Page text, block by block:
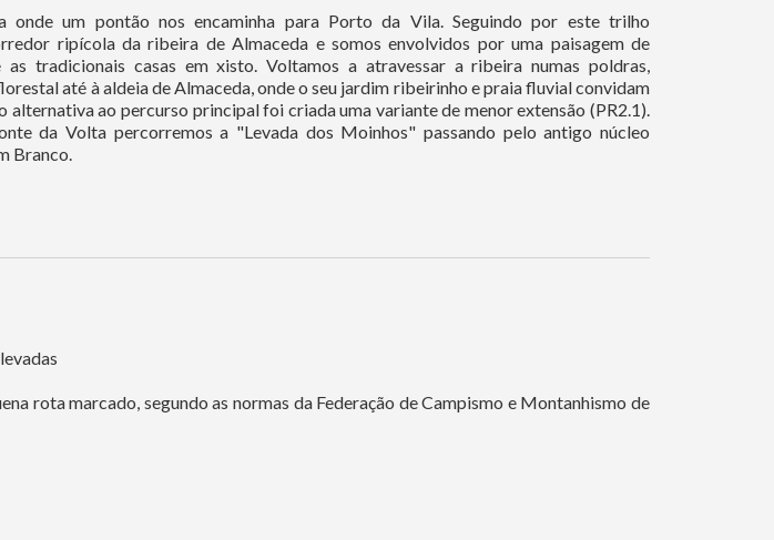
onde um pontão nos encaminha para Porto da Vila. Seguindo por este trilho
ripícola da ribeira de Almaceda e somos envolvidos por uma paisagem de
tradicionais casas em xisto. Voltamos a atravessar a ribeira numas poldras,
até à aldeia de Almaceda, onde o seu jardim ribeirinho e praia fluvial convidam
alternativa ao percurso principal foi criada uma variante de menor extensão (PR2.1).
da Volta percorremos a "Levada dos Moinhos" passando pelo antigo núcleo
Branco.
rota marcado, segundo as normas da Federação de Campismo e Montanhismo de